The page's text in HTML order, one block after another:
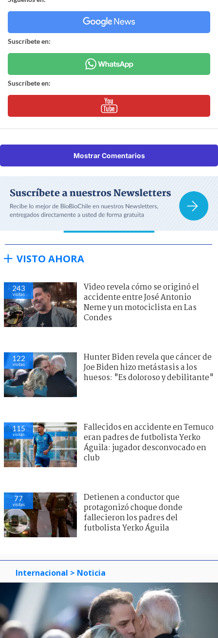
Suscríbete en:
Suscríbete en:
Mostrar Comentarios
VISTO AHORA
243
visitas
Video revela cómo se originó el
accidente entre José Antonio
Neme y un motociclista en Las
Condes
122
visitas
Hunter Biden revela que cáncer de
Joe Biden hizo metástasis a los
huesos: "Es doloroso y debilitante"
115
visitas
Fallecidos en accidente en Temuco
eran padres de futbolista Yerko
Águila: jugador desconvocado en
club
77
visitas
Detienen a conductor que
protagonizó choque donde
fallecieron los padres del
futbolista Yerko Águila
Internacional > Noticia